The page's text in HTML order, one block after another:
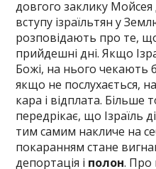
довгого заклику
вступу ізраїльтян у
розповідають про те,
прийдешні дні. Якщо
Божі, на нього чекають
якщо не послухається,
кара і відплата. Більше
передрікає, що Ізраїль
тим самим накличе на
покаранням стане
депортація і полон. Про